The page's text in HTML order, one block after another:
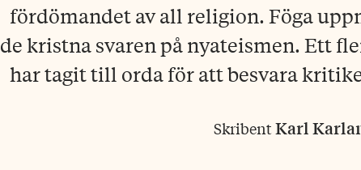
fördömandet av all religion. Föga
de kristna svaren på nyateismen. Ett
har tagit till orda för att besvara
SkribentKarl